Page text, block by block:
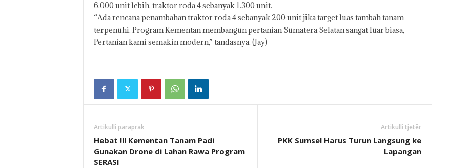
6.000 unit lebih, traktor roda 4 sebanyak 1.300 unit.
“Ada rencana penambahan traktor roda 4 sebanyak 200 unit jika target luas tambah tanam
terpenuhi. Program Kementan membangun pertanian Sumatera Selatan sangat luar biasa,
Pertanian kami semakin modern,” tandasnya. (Jay)
Artikulli paraprak
Hebat !!! Kementan Tanam Padi
Gunakan Drone di Lahan Rawa Program
SERASI
Artikulli tjetër
PKK Sumsel Harus Turun Langsung ke
Lapangan